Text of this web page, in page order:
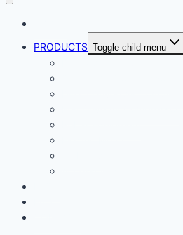
PRODUCTS Toggle child menu